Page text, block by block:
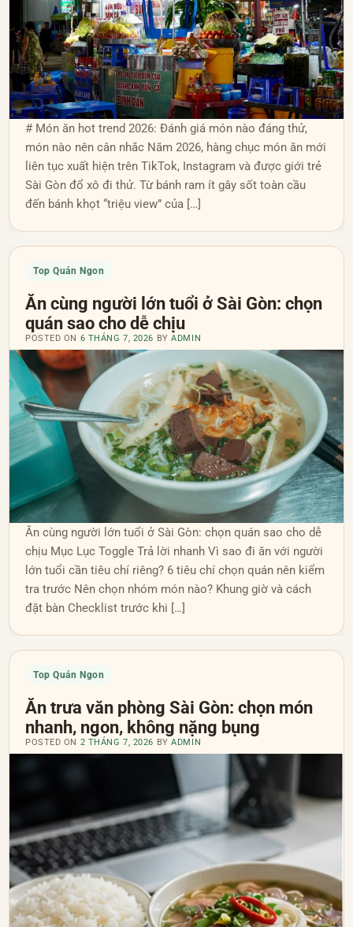
# Món ăn hot trend 2026: Đánh giá món nào đáng thử,
món nào nên cân nhắc Năm 2026, hàng chục món ăn mới
liên tục xuất hiện trên TikTok, Instagram và được giới trẻ
Sài Gòn đổ xô đi thử. Từ bánh ram ít gây sốt toàn cầu
đến bánh khọt “triệu view” của […]
Top Quán Ngon
Ăn cùng người lớn tuổi ở Sài Gòn: chọn
quán sao cho dễ chịu
POSTED ON 6 THÁNG 7, 2026 BYADMIN
Ăn cùng người lớn tuổi ở Sài Gòn: chọn quán sao cho dễ
chịu Mục Lục Toggle Trả lời nhanh Vì sao đi ăn với người
lớn tuổi cần tiêu chí riêng? 6 tiêu chí chọn quán nên kiểm
tra trước Nên chọn nhóm món nào? Khung giờ và cách
đặt bàn Checklist trước khi […]
Top Quán Ngon
Ăn trưa văn phòng Sài Gòn: chọn món
nhanh, ngon, không nặng bụng
POSTED ON 2 THÁNG 7, 2026 BYADMIN